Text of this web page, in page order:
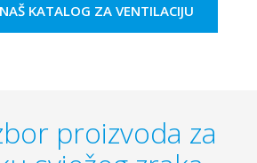
KATALOG ZA VENTILACIJU
proizvoda za